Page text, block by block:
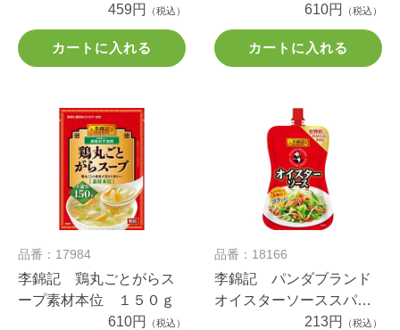
459円
（税込）
カートに入れる
610円
（税込）
カートに入れる
品番：17984
李錦記 鶏丸ごとがらス
ープ素材本位 １５０ｇ
610円
（税込）
品番：18166
李錦記 パンダブランド
オイスターソーススパウ
トパウチ １３０ｇ
213円 （税込）